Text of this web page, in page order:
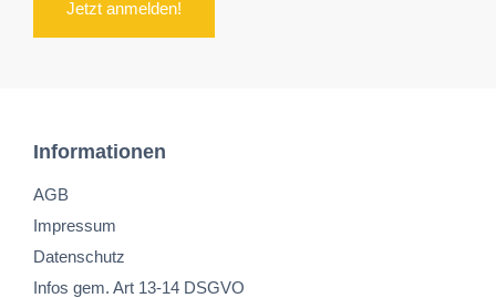
Jetzt anmelden!
Informationen
AGB
Impressum
Datenschutz
Infos gem. Art 13-14 DSGVO